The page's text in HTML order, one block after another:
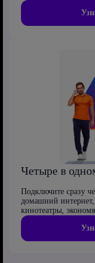
Четыре в
Подключите сразу
домашний
кинотеатры,